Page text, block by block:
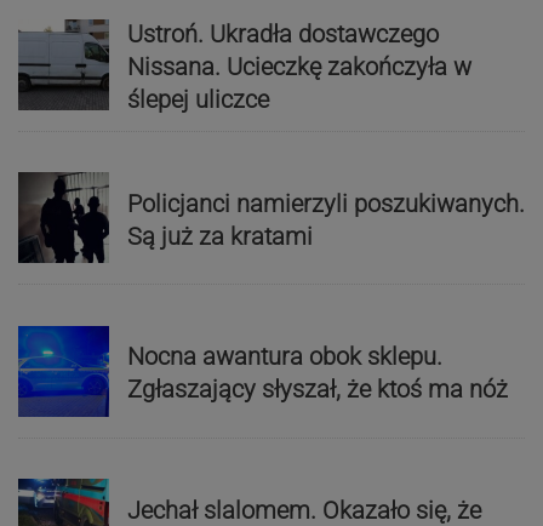
Ustroń. Ukradła dostawczego
Nissana. Ucieczkę zakończyła w
ślepej uliczce
Policjanci namierzyli poszukiwanych.
Są już za kratami
Nocna awantura obok sklepu.
Zgłaszający słyszał, że ktoś ma nóż
Jechał slalomem. Okazało się, że